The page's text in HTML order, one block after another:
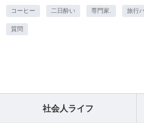
コーヒー 二日酔い 専門家. 旅行
質問
社会人ライフ